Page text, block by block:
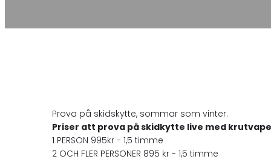
Prova på skidskytte, sommar som vinter.
Priser att prova på skidkytte live med
1 PERSON 995kr - 1,5 timme
2 OCH FLER PERSONER 895 kr - 1,5 timme